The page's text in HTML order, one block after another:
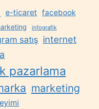
e-ticaret facebook
infografik
satış internet
pazarlama
marketing